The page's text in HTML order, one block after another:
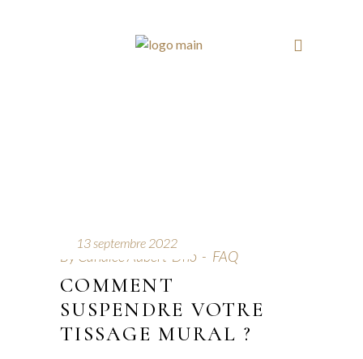
13 septembre 2022
By Candice Aubert-Dho FAQ
COMMENT
SUSPENDRE VOTRE
TISSAGE MURAL ?